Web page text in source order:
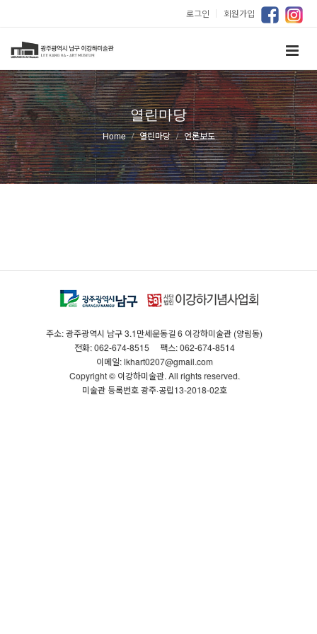
로그인 ｜ 회원가입
열린마당
Home 열린마당 언론보도
주소: 광주광역시 남구 3.1만세운동길 6 이강하미술관 (양림동)
전화: 062-674-8515
팩스: 062-674-8514
이메일: lkhart0207@gmail.com
Copyright © 이강하미술관. All rights reserved.
미술관 등록번호 광주·공립13-2018-02호